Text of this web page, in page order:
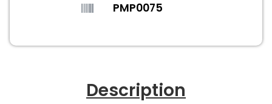
PMP0075
Description